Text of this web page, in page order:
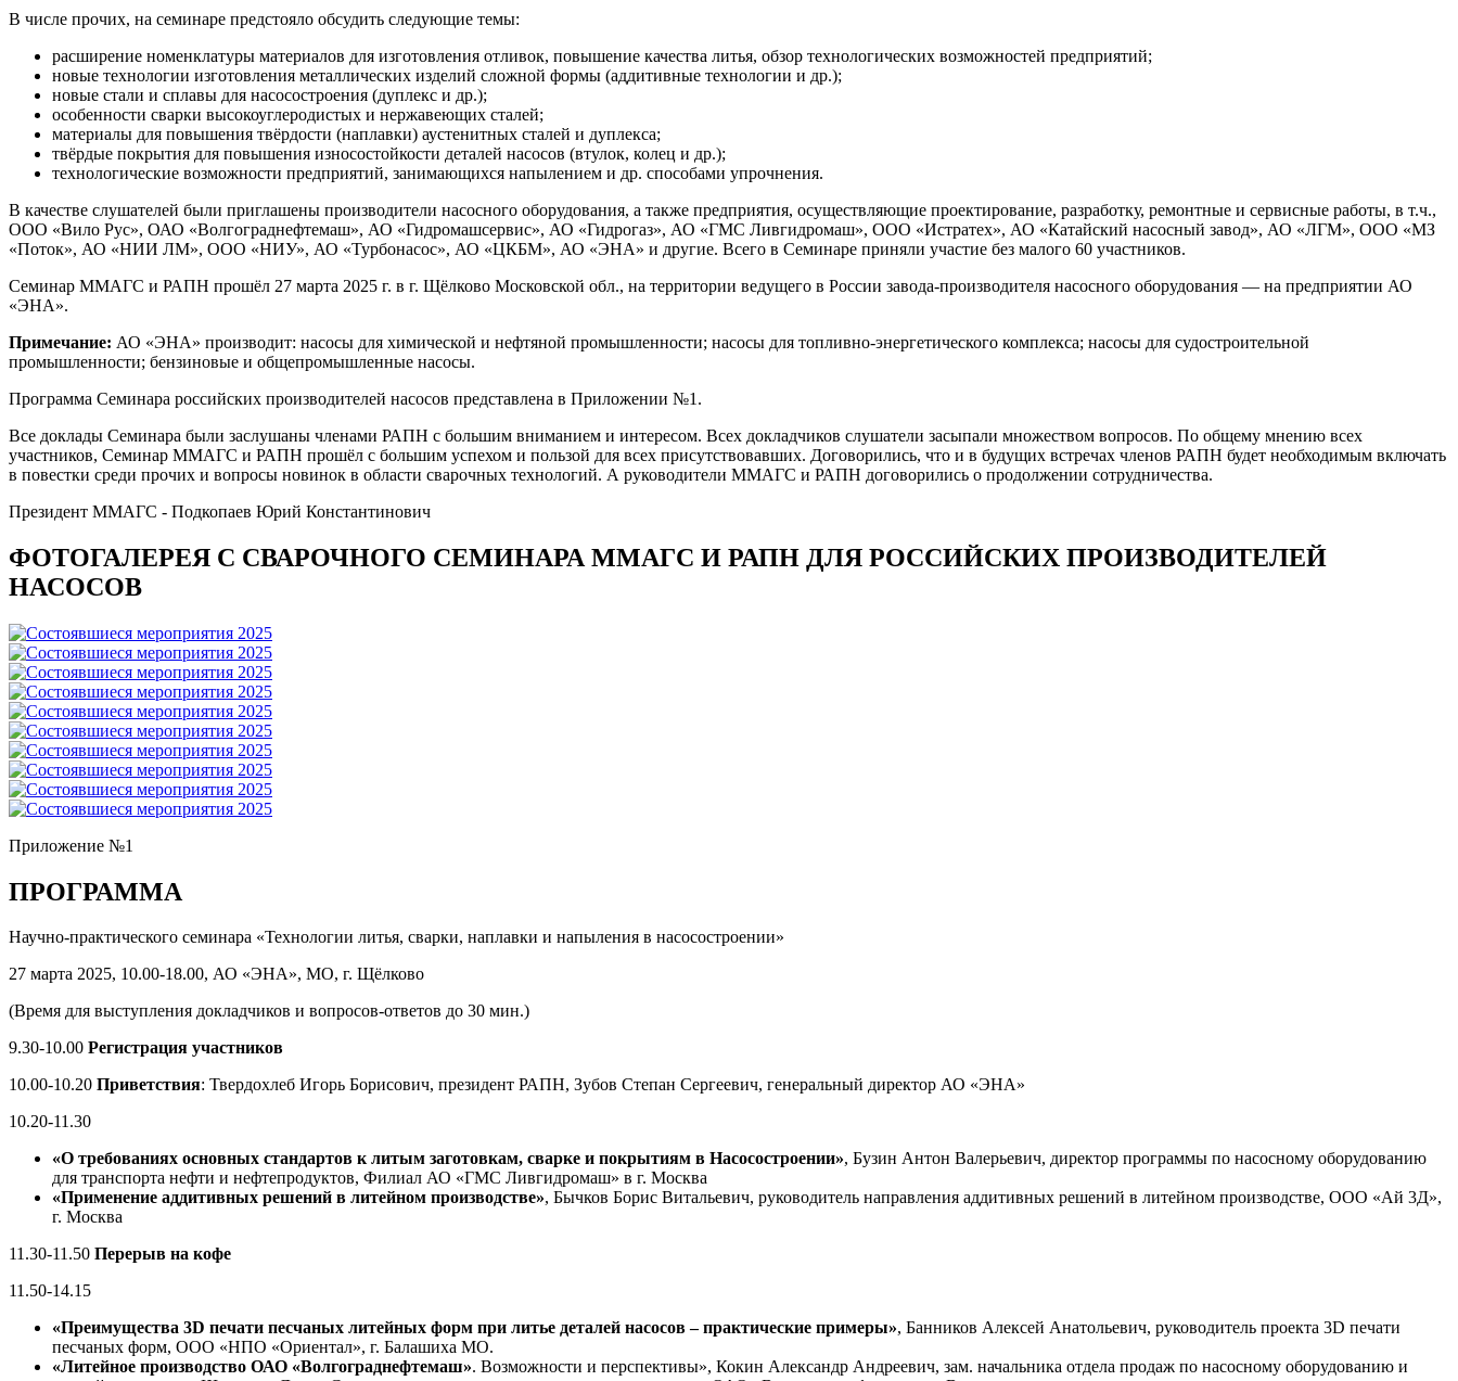
В числе прочих, на семинаре предстояло обсудить следующие темы:
расширение номенклатуры материалов для изготовления отливок, повышение качества литья, обзор технологических возможностей предприятий;
новые технологии изготовления металлических изделий сложной формы (аддитивные технологии и др.);
новые стали и сплавы для насосостроения (дуплекс и др.);
особенности сварки высокоуглеродистых и нержавеющих сталей;
материалы для повышения твёрдости (наплавки) аустенитных сталей и дуплекса;
твёрдые покрытия для повышения износостойкости деталей насосов (втулок, колец и др.);
технологические возможности предприятий, занимающихся напылением и др. способами упрочнения.
В качестве слушателей были приглашены производители насосного оборудования, а также предприятия, осуществляющие проектирование, разработку, ремонтные и сервисные работы, в т.ч.,
ООО «Вило Рус», ОАО «Волгограднефтемаш», АО «Гидромашсервис», АО «Гидрогаз», АО «ГМС Ливгидромаш», ООО «Истратех», АО «Катайский насосный завод», АО «ЛГМ», ООО «МЗ
«Поток», АО «НИИ ЛМ», ООО «НИУ», АО «Турбонасос», АО «ЦКБМ», АО «ЭНА» и другие. Всего в Семинаре приняли участие без малого 60 участников.
Семинар ММАГС и РАПН прошёл 27 марта 2025 г. в г. Щёлково Московской обл., на территории ведущего в России завода-производителя насосного оборудования — на предприятии АО
«ЭНА».
Примечание: АО «ЭНА» производит: насосы для химической и нефтяной промышленности; насосы для топливно-энергетического комплекса; насосы для судостроительной
промышленности; бензиновые и общепромышленные насосы.
Программа Семинара российских производителей насосов представлена в Приложении №1.
Все доклады Семинара были заслушаны членами РАПН с большим вниманием и интересом. Всех докладчиков слушатели засыпали множеством вопросов. По общему мнению всех
участников, Семинар ММАГС и РАПН прошёл с большим успехом и пользой для всех присутствовавших. Договорились, что и в будущих встречах членов РАПН будет необходимым включать
в повестки среди прочих и вопросы новинок в области сварочных технологий. А руководители ММАГС и РАПН договорились о продолжении сотрудничества.
Президент ММАГС - Подкопаев Юрий Константинович
ФОТОГАЛЕРЕЯ С СВАРОЧНОГО СЕМИНАРА ММАГС И РАПН ДЛЯ РОССИЙСКИХ ПРОИЗВОДИТЕЛЕЙ
НАСОСОВ
Приложение №1
ПРОГРАММА
Научно-практического семинара «Технологии литья, сварки, наплавки и напыления в насосостроении»
27 марта 2025, 10.00-18.00, АО «ЭНА», МО, г. Щёлково
(Время для выступления докладчиков и вопросов-ответов до 30 мин.)
9.30-10.00 Регистрация участников
10.00-10.20 Приветствия: Твердохлеб Игорь Борисович, президент РАПН, Зубов Степан Сергеевич, генеральный директор АО «ЭНА»
10.20-11.30
«О требованиях основных стандартов к литым заготовкам, сварке и покрытиям в Насосостроении», Бузин Антон Валерьевич, директор программы по насосному оборудованию
для транспорта нефти и нефтепродуктов, Филиал АО «ГМС Ливгидромаш» в г. Москва
«Применение аддитивных решений в литейном производстве», Бычков Борис Витальевич, руководитель направления аддитивных решений в литейном производстве, ООО «Ай 3Д»,
г. Москва
11.30-11.50 Перерыв на кофе
11.50-14.15
«Преимущества 3D печати песчаных литейных форм при литье деталей насосов – практические примеры», Банников Алексей Анатольевич, руководитель проекта 3D печати
песчаных форм, ООО «НПО «Ориентал», г. Балашиха МО.
«Литейное производство ОАО «Волгограднефтемаш». Возможности и перспективы», Кокин Александр Андреевич, зам. начальника отдела продаж по насосному оборудованию и